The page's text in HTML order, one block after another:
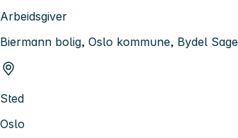
Arbeidsgiver
Biermann bolig, Oslo kommune, Bydel
Sted
Oslo